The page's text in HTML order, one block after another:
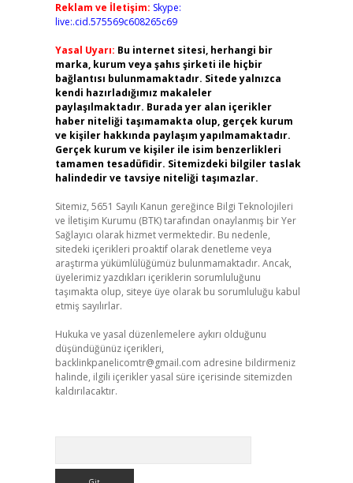
Reklam ve İletişim: Skype:
live:.cid.575569c608265c69
Yasal Uyarı: Bu internet sitesi, herhangi bir
marka, kurum veya şahıs şirketi ile hiçbir
bağlantısı bulunmamaktadır. Sitede yalnızca
kendi hazırladığımız makaleler
paylaşılmaktadır. Burada yer alan içerikler
haber niteliği taşımamakta olup, gerçek kurum
ve kişiler hakkında paylaşım yapılmamaktadır.
Gerçek kurum ve kişiler ile isim benzerlikleri
tamamen tesadüfidir. Sitemizdeki bilgiler taslak
halindedir ve tavsiye niteliği taşımazlar.
Sitemiz, 5651 Sayılı Kanun gereğince Bilgi Teknolojileri
ve İletişim Kurumu (BTK) tarafından onaylanmış bir Yer
Sağlayıcı olarak hizmet vermektedir. Bu nedenle,
sitedeki içerikleri proaktif olarak denetleme veya
araştırma yükümlülüğümüz bulunmamaktadır. Ancak,
üyelerimiz yazdıkları içeriklerin sorumluluğunu
taşımakta olup, siteye üye olarak bu sorumluluğu kabul
etmiş sayılırlar.
Hukuka ve yasal düzenlemelere aykırı olduğunu
düşündüğünüz içerikleri,
backlinkpanelicomtr@gmail.com adresine bildirmeniz
halinde, ilgili içerikler yasal süre içerisinde sitemizden
kaldırılacaktır.